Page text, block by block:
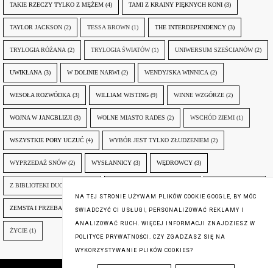
TAKIE RZECZY TYLKO Z MĘŻEM (4) TAMI Z KRAINY PIĘKNYCH KONI (3)
TAYLOR JACKSON (2) TESSA BROWN (1) THE INTERDEPENDENCY (3)
TRYLOGIA RÓŻANA (2) TRYLOGIA ŚWIATÓW (1) UNIWERSUM SZEŚCIANÓW (2)
UWIKŁANA (3) W DOLINIE NARWI (2) WENDYJSKA WINNICA (2)
WESOŁA ROZWÓDKA (3) WILLIAM WISTING (9) WINNE WZGÓRZE (2)
WOJNA W JANGBLIZJI (3) WOLNE MIASTO RADES (2) WSCHÓD ZIEMI (1)
WSZYSTKIE PORY UCZUĆ (4) WYBÓR JEST TYLKO ZŁUDZENIEM (2)
WYPRZEDAŻ SNÓW (2) WYSŁANNICY (3) WĘDROWCY (3)
Z BIBLIOTEKI DUCHA GÓR
ZEMSTA I PRZEBACZENIE (6) ŚLADY ZBRODNI (3) ŻYCIA W ŻYCIU (3)
ŻYCIE (1)
NA TEJ STRONIE UŻYWAM PLIKÓW COOKIE GOOGLE, BY MÓC
ŚWIADCZYĆ CI USŁUGI, PERSONALIZOWAĆ REKLAMY I
ANALIZOWAĆ RUCH. WIĘCEJ INFORMACJI ZNAJDZIESZ W
POLITYCE PRYWATNOŚCI. CZY ZGADZASZ SIĘ NA
WYKORZYSTYWANIE PLIKÓW COOKIES?